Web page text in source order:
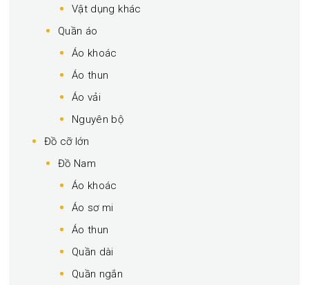
Vật dụng khác
Quần áo
Áo khoác
Áo thun
Áo vải
Nguyên bộ
Đồ cỡ lớn
Đồ Nam
Áo khoác
Áo sơ mi
Áo thun
Quần dài
Quần ngắn